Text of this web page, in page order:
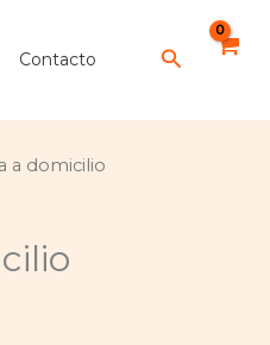
Contacto Buscar
a domicilio